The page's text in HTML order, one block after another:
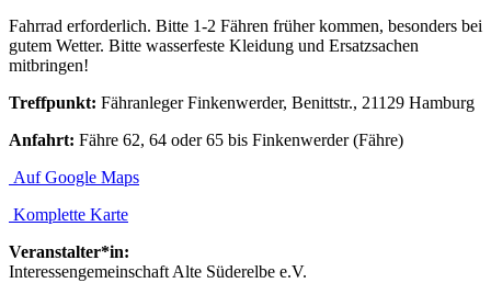
Fahrrad erforderlich. Bitte 1-2 Fähren früher kommen, besonders bei
gutem Wetter. Bitte wasserfeste Kleidung und Ersatzsachen
mitbringen!
Treffpunkt: Fähranleger Finkenwerder, Benittstr., 21129 Hamburg
Anfahrt: Fähre 62, 64 oder 65 bis Finkenwerder (Fähre)
Auf Google Maps
Komplette Karte
Veranstalter*in:
Interessengemeinschaft Alte Süderelbe e.V.